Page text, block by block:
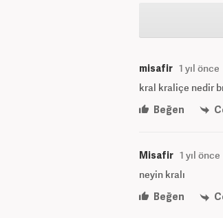
misafir 1 yıl önce
kral kraliçe nedir
Beğen
Misafir 1 yıl önce
neyin kralı
Beğen